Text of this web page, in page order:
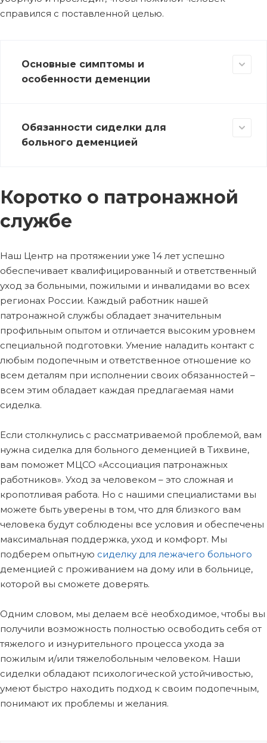
справился с поставленной целью.
Основные симптомы и
особенности деменции
Обязанности сиделки для
больного деменцией
Коротко о патронажной
службе
Наш Центр на протяжении уже 14 лет успешно
обеспечивает квалифицированный и ответственный
уход за больными, пожилыми и инвалидами во всех
регионах России. Каждый работник нашей
патронажной службы обладает значительным
профильным опытом и отличается высоким уровнем
специальной подготовки. Умение наладить контакт с
любым подопечным и ответственное отношение ко
всем деталям при исполнении своих обязанностей –
всем этим обладает каждая предлагаемая нами
сиделка.
Если столкнулись с рассматриваемой проблемой, вам
нужна сиделка для больного деменцией в Тихвине,
вам поможет МЦСО «Ассоциация патронажных
работников». Уход за человеком – это сложная и
кропотливая работа. Но с нашими специалистами вы
можете быть уверены в том, что для близкого вам
человека будут соблюдены все условия и обеспечены
максимальная поддержка, уход и комфорт. Мы
подберем опытную сиделку для лежачего больного
деменцией с проживанием на дому или в больнице,
которой вы сможете доверять.
Одним словом, мы делаем всё необходимое, чтобы вы
получили возможность полностью освободить себя от
тяжелого и изнурительного процесса ухода за
пожилым и/или тяжелобольным человеком. Наши
сиделки обладают психологической устойчивостью,
умеют быстро находить подход к своим подопечным,
понимают их проблемы и желания.